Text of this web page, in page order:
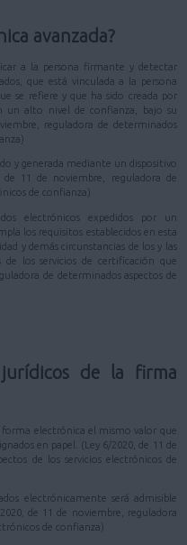
avanzada?
a la persona firmante y detectar
que está vinculada a la persona
se refiere y que ha sido creada por
un alto nivel de confianza, bajo su
reguladora de determinados
y generada mediante un dispositivo
11 de noviembre, reguladora de
de confianza)
electrónicos expedidos por un
los requisitos establecidos en esta
y demás circunstancias de los y las
los servicios de certificación que
de determinados aspectos de
jurídicos de la firma
forma electrónica el mismo valor que
en papel. (Ley 6/2020, de 11 de
de los servicios electrónicos de
electrónicamente será admisible
de 11 de noviembre, reguladora
de confianza)